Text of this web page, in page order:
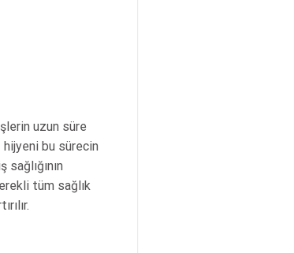
uzun süre
bu sürecin
tüm sağlık